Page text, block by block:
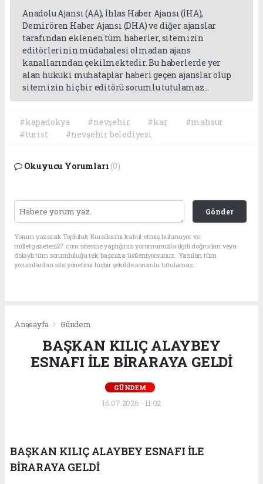
Anadolu Ajansı (AA), İhlas Haber Ajansı (İHA),
Demirören Haber Ajansı (DHA) ve diğer ajanslar
tarafından eklenen tüm haberler, sitemizin
editörlerinin müdahalesi olmadan ajans
kanallarından çekilmektedir. Bu haberlerde yer
alan hukuki muhataplar haberi geçen ajanslar olup
sitemizin hiç bir editörü sorumlu tutulamaz...
#kapadokya #nevşehir #kar
#mahsur
#turist
#nevşehir belediyesi
Okuyucu Yorumları (0)
Gönder
Yorum yazarak Topluluk Kuralları’nı kabul etmiş bulunuyor ve
milletgazetesi27.com sitesine yaptığınız yorumunuzla ilgili doğrudan veya
dolaylı tüm sorumluluğu tek başınıza üstleniyorsunuz. Yazılan tüm
yorumlardan site yönetimi hiçbir şekilde sorumlu tutulamaz.
Anasayfa Gündem
BAŞKAN KILIÇ ALAYBEY
ESNAFI İLE BİRARAYA GELDİ
GÜNDEM
16.07.2026 - 11:02
BAŞKAN KILIÇ ALAYBEY ESNAFI İLE
BİRARAYA GELDİ